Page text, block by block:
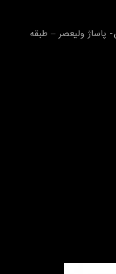
خیابان 12 فروردین- پاساژ ولیعصر – طبقه